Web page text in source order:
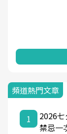
頻道熱門文章
1
2026
禁忌一